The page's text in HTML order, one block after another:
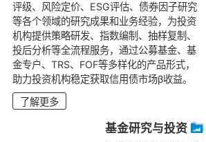
评级、风险定价、ESG评估、债券因子研究
等各个领域的研究成果和业务经验，为投资
机构提供策略研发、指数编制、抽样复制、
投后分析等全流程服务，通过公募基金、基
金专户、TRS、FOF等多样化的产品形式，
助力投资机构稳定获取信用债市场β收益。
了解更多
基金研究与投资